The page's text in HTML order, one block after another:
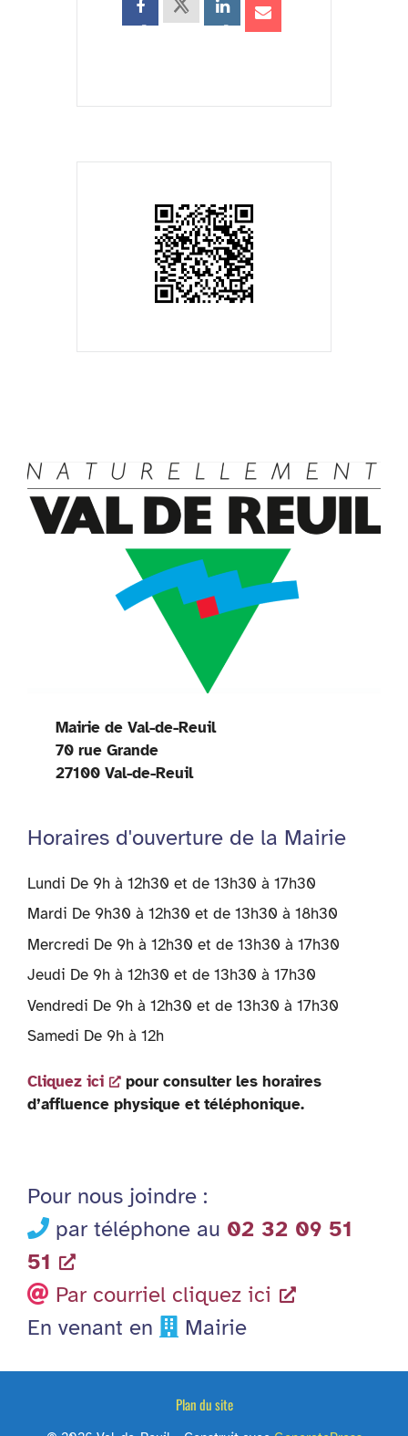
Mairie de Val-de-Reuil
70 rue Grande
27100 Val-de-Reuil
Horaires d'ouverture de la Mairie
Lundi De 9h à 12h30 et de 13h30 à 17h30
Mardi De 9h30 à 12h30 et de 13h30 à 18h30
Mercredi De 9h à 12h30 et de 13h30 à 17h30
Jeudi De 9h à 12h30 et de 13h30 à 17h30
Vendredi De 9h à 12h30 et de 13h30 à 17h30
Samedi De 9h à 12h
Cliquez ici
pour consulter les horaires
d’affluence physique et téléphonique.
Pour nous joindre :
par téléphone au 02 32 09 51
51
Par courriel cliquez ici
En venant en
Mairie
Plan du site